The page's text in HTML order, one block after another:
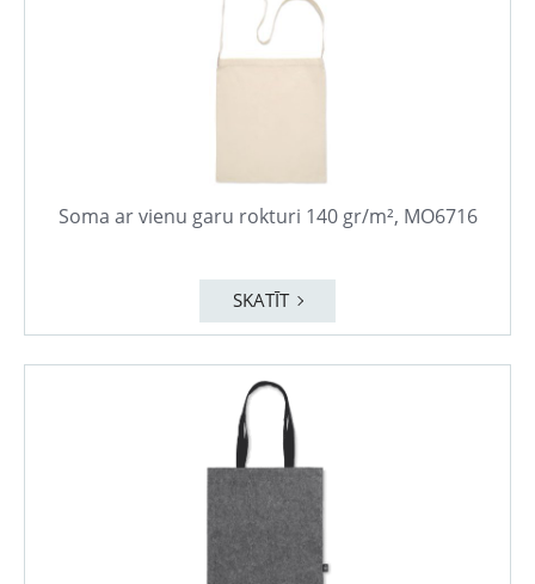
Soma ar vienu garu rokturi 140 gr/m², MO6716
SKATĪT